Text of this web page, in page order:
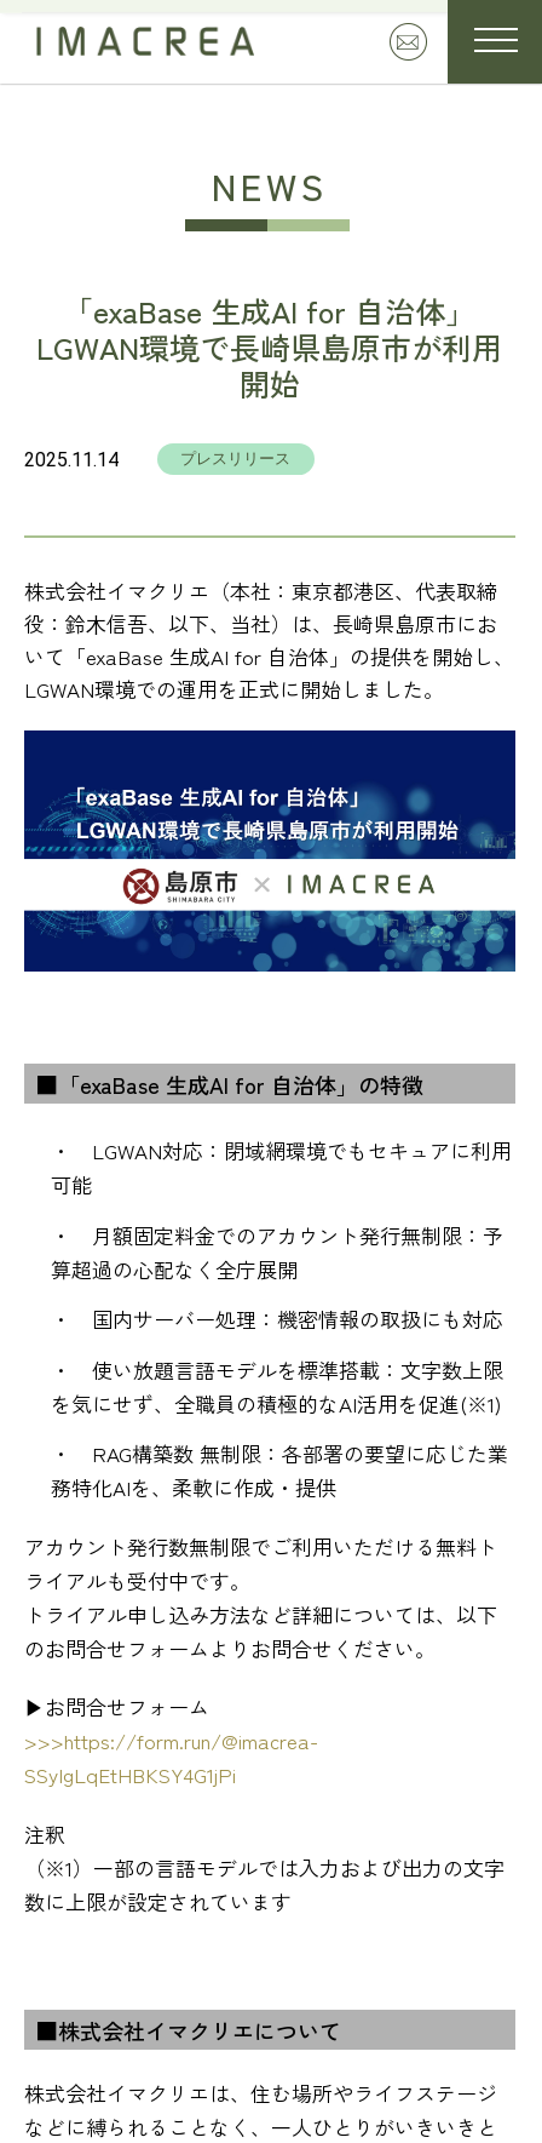
NEWS
「exaBase 生成AI for 自治体」
LGWAN環境で長崎県島原市が利用
開始
2025.11.14 プレスリリース
株式会社イマクリエ（本社：東京都港区、代表取締
役：鈴⽊信吾、以下、当社）は、長崎県島原市にお
いて「exaBase 生成AI for 自治体」の提供を開始し、
LGWAN環境での運用を正式に開始しました。
■「exaBase 生成AI for 自治体」の特徴
・ LGWAN対応：閉域網環境でもセキュアに利用
可能
・ 月額固定料金でのアカウント発行無制限：予
算超過の心配なく全庁展開
・ 国内サーバー処理：機密情報の取扱にも対応
・ 使い放題言語モデルを標準搭載：文字数上限
を気にせず、全職員の積極的なAI活用を促進(※1)
・ RAG構築数 無制限：各部署の要望に応じた業
務特化AIを、柔軟に作成・提供
アカウント発行数無制限でご利用いただける無料ト
ライアルも受付中です。
トライアル申し込み方法など詳細については、以下
のお問合せフォームよりお問合せください。
▶お問合せフォーム
>>>https://form.run/@imacrea-
SSyIgLqEtHBKSY4G1jPi
注釈
（※1）一部の言語モデルでは入力および出力の文字
数に上限が設定されています
■株式会社イマクリエについて
株式会社イマクリエは、住む場所やライフステージ
などに縛られることなく、一人ひとりがいきいきと